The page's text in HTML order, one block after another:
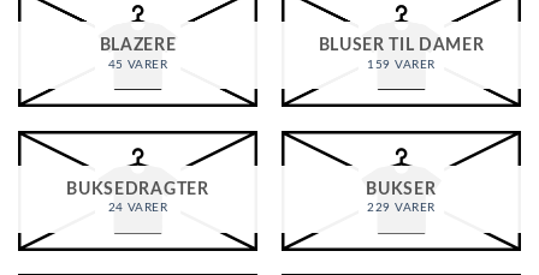
BLAZERE
45 VARER
BLUSER TIL DAMER
159 VARER
BUKSEDRAGTER
24 VARER
BUKSER
229 VARER